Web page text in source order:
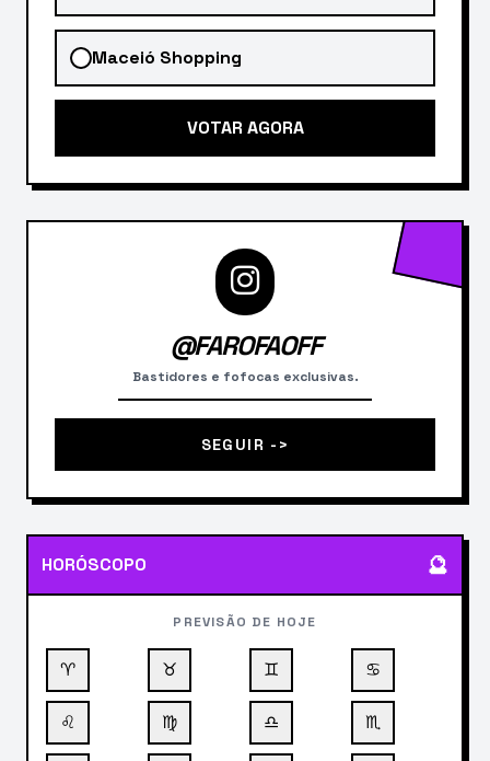
Maceió Shopping
VOTAR AGORA
@FAROFAOFF
Bastidores e fofocas exclusivas.
SEGUIR ->
HORÓSCOPO 🔮
PREVISÃO DE HOJE
♈ ♉ ♊ ♋
♌ ♍ ♎ ♏